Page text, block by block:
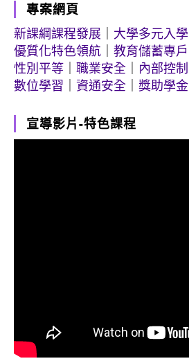
專案網頁
新課綱課程發展
大學多元入學
優質化特色領航
教育儲蓄專戶
性別平等
職業安全
內部控制
數位學習
資通安全 獎助學金
宣導影片-特色課程